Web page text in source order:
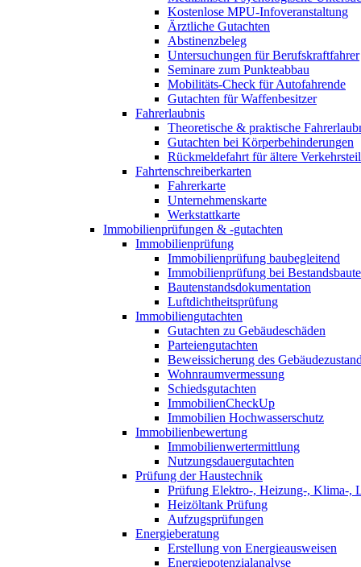
Kostenlose MPU-Infoveranstaltung
Ärztliche Gutachten
Abstinenzbeleg
Untersuchungen für Berufskraftfahrer
Seminare zum Punkteabbau
Mobilitäts-Check für Autofahrende
Gutachten für Waffenbesitzer
Fahrerlaubnis
Theoretische & praktische
Gutachten bei Körperbehinderungen
Rückmeldefahrt für ältere
Fahrtenschreiberkarten
Fahrerkarte
Unternehmenskarte
Werkstattkarte
Immobilienprüfungen & -gutachten
Immobilienprüfung
Immobilienprüfung baubegleitend
Immobilienprüfung bei
Bautenstandsdokumentation
Luftdichtheitsprüfung
Immobiliengutachten
Gutachten zu Gebäudeschäden
Parteiengutachten
Beweissicherung des
Wohnraumvermessung
Schiedsgutachten
ImmobilienCheckUp
Immobilien Hochwasserschutz
Immobilienbewertung
Immobilienwertermittlung
Nutzungsdauergutachten
Prüfung der Haustechnik
Prüfung Elektro-, Heizung-, Klima-,
Heizöltank Prüfung
Aufzugsprüfungen
Energieberatung
Erstellung von Energieausweisen
Energiepotenzialanalyse